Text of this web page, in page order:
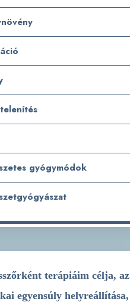
gyógymódok
terápiáim célja, az
egyensúly helyreállítása,